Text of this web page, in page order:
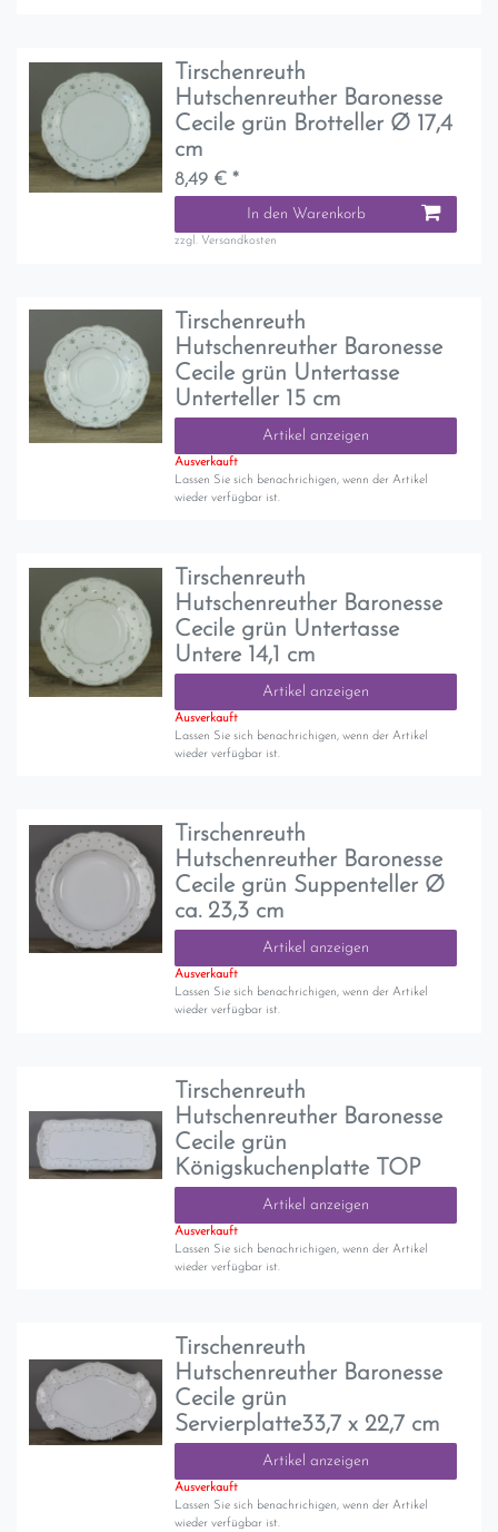
Tirschenreuth
Hutschenreuther Baronesse
Cecile grün Brotteller Ø 17,4
cm
8,49 € *
In den Warenkorb
zzgl. Versandkosten
Tirschenreuth
Hutschenreuther Baronesse
Cecile grün Untertasse
Unterteller 15 cm
Artikel anzeigen
Ausverkauft
Lassen Sie sich benachrichigen, wenn der Artikel
wieder verfügbar ist.
Tirschenreuth
Hutschenreuther Baronesse
Cecile grün Untertasse
Untere 14,1 cm
Artikel anzeigen
Ausverkauft
Lassen Sie sich benachrichigen, wenn der Artikel
wieder verfügbar ist.
Tirschenreuth
Hutschenreuther Baronesse
Cecile grün Suppenteller Ø
ca. 23,3 cm
Artikel anzeigen
Ausverkauft
Lassen Sie sich benachrichigen, wenn der Artikel
wieder verfügbar ist.
Tirschenreuth
Hutschenreuther Baronesse
Cecile grün
Königskuchenplatte TOP
Artikel anzeigen
Ausverkauft
Lassen Sie sich benachrichigen, wenn der Artikel
wieder verfügbar ist.
Tirschenreuth
Hutschenreuther Baronesse
Cecile grün
Servierplatte33,7 x 22,7 cm
Artikel anzeigen
Ausverkauft
Lassen Sie sich benachrichigen, wenn der Artikel
wieder verfügbar ist.